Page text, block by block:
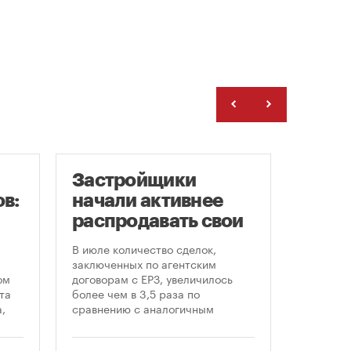
Застройщики
начали активнее
распродавать свои
земельные участки
В июле количество сделок,
заключенных по агентским
договорам с ЕРЗ, увеличилось
более чем в 3,5 раза по
сравнению с аналогичным
50 до 182. Активный рост, по